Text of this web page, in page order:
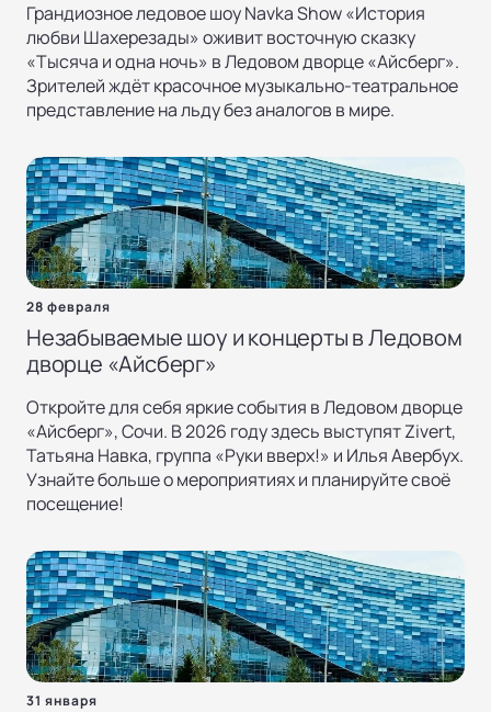
Грандиозное ледовое шоу Navka Show «История
любви Шахерезады» оживит восточную сказку
«Тысяча и одна ночь» в Ледовом дворце «Айсберг».
Зрителей ждёт красочное музыкально-театральное
представление на льду без аналогов в мире.
28 февраля
Незабываемые шоу и концерты в Ледовом
дворце «Айсберг»
Откройте для себя яркие события в Ледовом дворце
«Айсберг», Сочи. В 2026 году здесь выступят Zivert,
Татьяна Навка, группа «Руки вверх!» и Илья Авербух.
Узнайте больше о мероприятиях и планируйте своё
посещение!
31 января